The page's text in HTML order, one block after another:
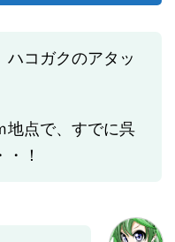
ハコガクのアタッ
地点で、すでに呉
！